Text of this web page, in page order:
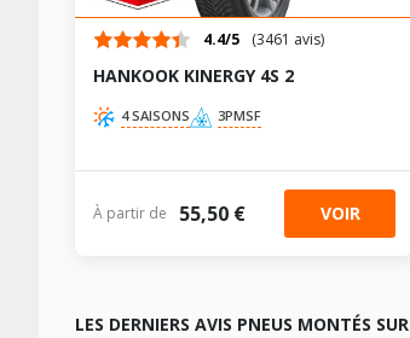
4.4/5 (3461 avis)
HANKOOK KINERGY 4S 2
4 SAISONS 3PMSF
À partir de 55,50 € VOIR
LES DERNIERS AVIS PNEUS MONTÉS SUR